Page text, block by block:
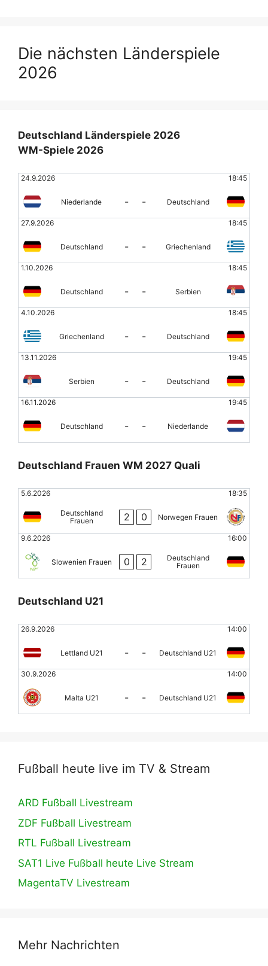
Die nächsten Länderspiele
2026
Deutschland Länderspiele 2026
WM-Spiele 2026
24.9.2026 18:45
Niederlande - - Deutschland
27.9.2026 18:45
Deutschland - - Griechenland
1.10.2026 18:45
Deutschland - - Serbien
4.10.2026 18:45
Griechenland - - Deutschland
13.11.2026 19:45
Serbien - - Deutschland
16.11.2026 19:45
Deutschland - - Niederlande
Deutschland Frauen WM 2027 Quali
5.6.2026 18:35
Deutschland
Frauen
2 0 Norwegen Frauen
9.6.2026 16:00
Slowenien Frauen 0 2
Deutschland
Frauen
Deutschland U21
26.9.2026 14:00
Lettland U21 - - Deutschland U21
30.9.2026 14:00
Malta U21 - - Deutschland U21
Fußball heute live im TV & Stream
ARD Fußball Livestream
ZDF Fußball Livestream
RTL Fußball Livestream
SAT1 Live Fußball heute Live Stream
MagentaTV Livestream
Mehr Nachrichten